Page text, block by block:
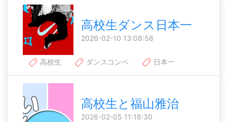
高校生ダンス日本一
2026-02-10 13:08:58
高校生 ダンスコンペ 日本一
高校生と福山雅治
2026-02-05 11:16:30